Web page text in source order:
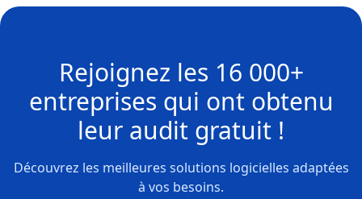
Rejoignez les 16 000+
entreprises qui ont obtenu
leur audit gratuit !
Découvrez les meilleures solutions logicielles adaptées
à vos besoins.